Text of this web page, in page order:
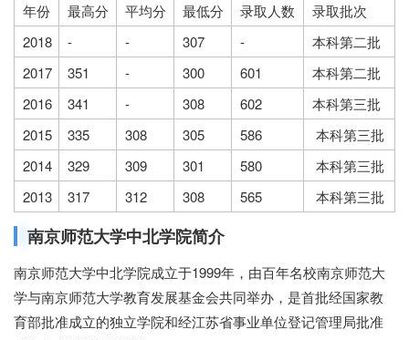
年份 最高分 平均分 最低分 录取人数
录取批次
2018
- - 307 -
本科第二批
2017
351 - 300 601
本科第二批
2016
341 - 308 602
本科第三批
2015
335 308 305 586
本科第三批
2014
329 309 301 580
本科第三批
2013
317 312 308 565 本科第三批
南京师范大学中北学院简介
南京师范大学中北学院成立于1999年，由百年名校南京师范大
学与南京师范大学教育发展基金会共同举办，是首批经国家教
育部批准成立的独立学院和经江苏省事业单位登记管理局批准